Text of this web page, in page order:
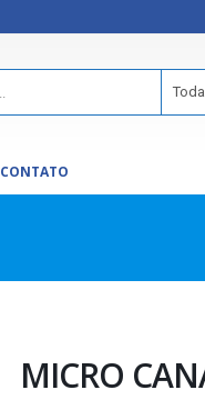
CONTATO
MICRO